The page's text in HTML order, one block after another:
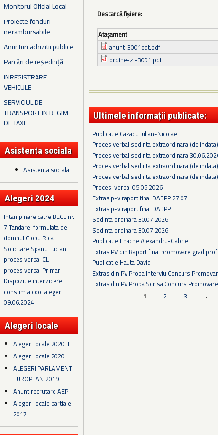
Monitorul Oficial Local
Proiecte fonduri
nerambursabile
Anunturi achizitii publice
Parcări de reședință
INREGISTRARE
VEHICULE
SERVICIUL DE
TRANSPORT IN REGIM
DE TAXI
Asistenta sociala
Asistenta sociala
Alegeri 2024
Intampinare catre BECL nr.
7 Tandarei formulata de
domnul Ciobu Rica
Solicitare Spanu Lucian
proces verbal CL
proces verbal Primar
Dispozitie interzicere
consum alcool alegeri
09.06.2024
Alegeri locale
Alegeri locale 2020 II
Alegeri locale 2020
ALEGERI PARLAMENT
EUROPEAN 2019
Anunt recrutare AEP
Alegeri locale partiale
2017
Descarcă fișiere:
Ataşament
anunt-3001odt.pdf
ordine-zi-3001.pdf
Ultimele informații publicate:
Publicatie Cazacu Iulian-Nicolae
Proces verbal sedinta extraordinara (de
Proces verbal sedinta extraordinara
Proces verbal sedinta extraordinara (de
Proces verbal sedinta extraordinara (de
Proces-verbal 05.05.2026
Extras p-v raport final DADPP 27.07
Extras p-v raport final DADPP
Sedinta ordinara 30.07.2026
Sedinta ordinara 30.07.2026
Publicatie Enache Alexandru-Gabriel
Extras PV din Raport final promovare grad
Publicatie Hauta David
Extras din PV Proba Interviu Concurs
Extras din PV Proba Scrisa Concurs
1 2 3 …